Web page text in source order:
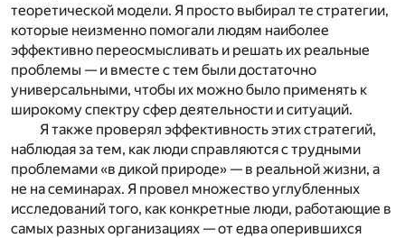
теоретической модели. Я просто выбирал те стратегии,
которые неизменно помогали людям наиболее
эффективно переосмысливать и решать их реальные
проблемы — и вместе с тем были достаточно
универсальными, чтобы их можно было применять к
широкому спектру сфер деятельности и ситуаций.
Я также проверял эффективность этих стратегий,
наблюдая за тем, как люди справляются с трудными
проблемами «в дикой природе» — в реальной жизни, а
не на семинарах. Я провел множество углубленных
исследований того, как конкретные люди, работающие в
самых разных организациях — от едва оперившихся